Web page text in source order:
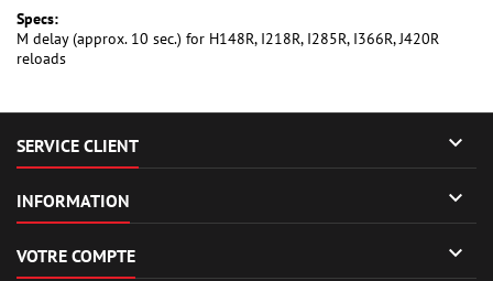
Specs:
M delay (approx. 10 sec.) for H148R, I218R, I285R, I366R, J420R
reloads
SERVICE CLIENT 
INFORMATION 
VOTRE COMPTE 